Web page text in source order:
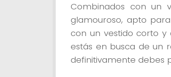
Combinados con un
glamouroso, apto
con un vestido corto y
estás en busca de un
definitivamente debes